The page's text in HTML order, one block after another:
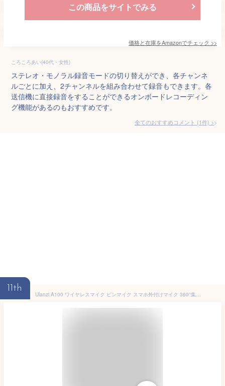
この商品をサイトでみる
価格と在庫をAmazonでチェック >>
ころころあい(40代・女性)
ステレオ・モノラル録音モードの切り替えができ、各チャンネ
ルごとに加え、2チャンネルを組み合わせて録音もできます。各
送信機に直接録音をすることができるオンボードレコーディン
グ機能があるのもおすすめです。
全てのおすすめコメント (1件) >
11th
Ulanzi A100 ワイヤレスマイク ピンマイク スマホ外付けマイク 360°集音 ノイズキャンセリング 2人同時使用可能 充電ケース付き 2.4GHz 20m伝送距離 マグネット&クリップ式 13.5時間連続収音 収納充電ケース付き 自動ペアリング APPとBluetooth不要 小型軽量 Vlog撮影 インタビュー 生放送等適用